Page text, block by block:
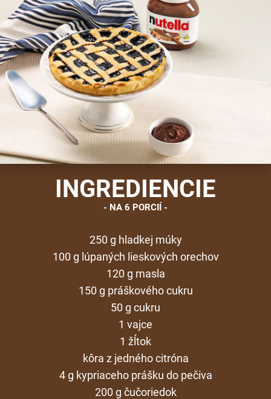
INGREDIENCIE
NA 6 PORCIÍ
250 g hladkej múky
100 g lúpaných lieskových orechov
120 g masla
150 g práškového cukru
50 g cukru
1 vajce
1 žĺtok
kôra z jedného citróna
4 g kypriaceho prášku do pečiva
200 g čučoriedok